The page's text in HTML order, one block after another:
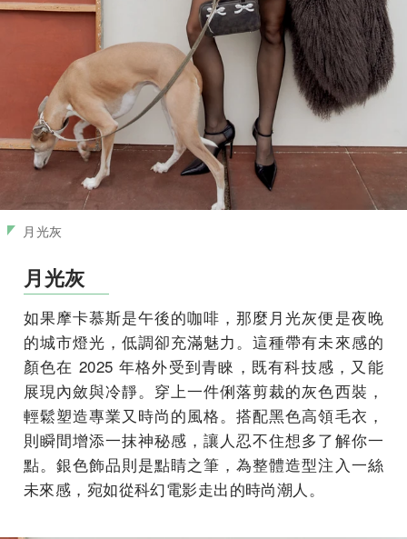
月光灰
月光灰
如果摩卡慕斯是午後的咖啡，那麼月光灰便是夜晚
的城市燈光，低調卻充滿魅力。這種帶有未來感的
顏色在 2025 年格外受到青睞，既有科技感，又能
展現內斂與冷靜。穿上一件俐落剪裁的灰色西裝，
輕鬆塑造專業又時尚的風格。搭配黑色高領毛衣，
則瞬間增添一抹神秘感，讓人忍不住想多了解你一
點。銀色飾品則是點睛之筆，為整體造型注入一絲
未來感，宛如從科幻電影走出的時尚潮人。